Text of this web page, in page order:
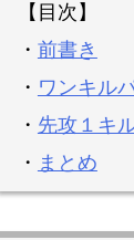
【目次】
・ 前書き
・ ワンキル
・ 先攻１キ
・ まとめ